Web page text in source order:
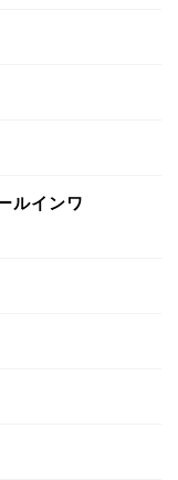
ルインワ